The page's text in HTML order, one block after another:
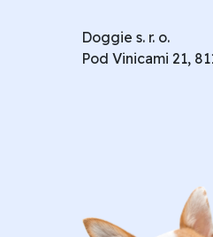
Doggie s. r. o.
Pod Vinicami 21,